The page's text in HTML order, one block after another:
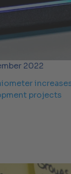
2022
projects